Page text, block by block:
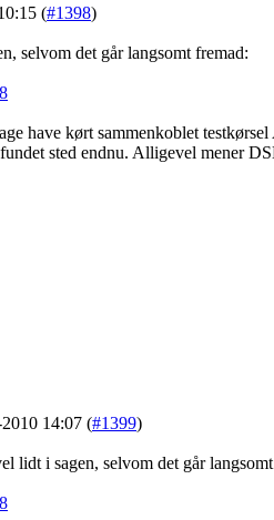
(#1398)
selvom det går langsomt fremad:
have kørt sammenkoblet
sted endnu. Alligevel mener
14:07 (#1399)
lidt i sagen, selvom det går